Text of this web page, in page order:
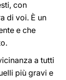
con
di voi. È un
e che
a tutti
più gravi e